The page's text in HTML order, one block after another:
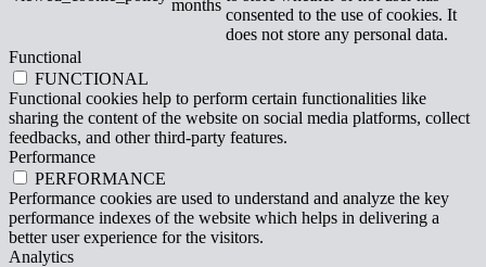
months
consented to the use of cookies. It
does not store any personal data.
Functional
FUNCTIONAL
Functional cookies help to perform certain functionalities like
sharing the content of the website on social media platforms, collect
feedbacks, and other third-party features.
Performance
PERFORMANCE
Performance cookies are used to understand and analyze the key
performance indexes of the website which helps in delivering a
better user experience for the visitors.
Analytics